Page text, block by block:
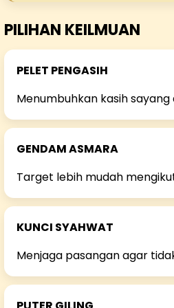
PILIHAN KEILMUAN
PELET PENGASIH
Menumbuhkan kasih
GENDAM ASMARA
Target lebih mudah
KUNCI SYAHWAT
Menjaga pasangan agar